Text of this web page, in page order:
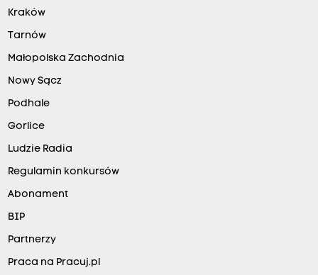
Kraków
Tarnów
Małopolska Zachodnia
Nowy Sącz
Podhale
Gorlice
Ludzie Radia
Regulamin konkursów
Abonament
BIP
Partnerzy
Praca na Pracuj.pl